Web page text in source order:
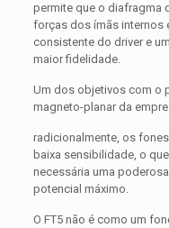
permite que o diafragma
forças dos ímãs internos
consistente do driver e
maior fidelidade.
Um dos objetivos com o
magneto-planar da
radicionalmente, os
baixa sensibilidade, o
necessária uma
potencial máximo.​
O FT5 não é como um